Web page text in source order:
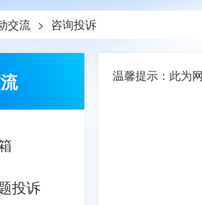
交流 > 咨询投诉
投诉
温馨提示：此为